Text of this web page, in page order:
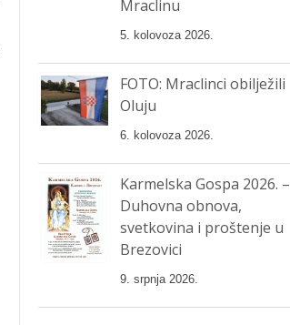
Mraclinu
5. kolovoza 2026.
FOTO: Mraclinci obilježili
Oluju
6. kolovoza 2026.
Karmelska Gospa 2026. –
Duhovna obnova,
svetkovina i proštenje u
Brezovici
9. srpnja 2026.